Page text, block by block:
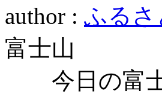
author : ふるさ
富士山
今日の富士